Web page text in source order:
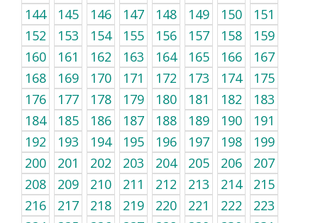
144
145 146 147 148 149 150
151
152
153 154 155 156 157 158
159
160
161 162 163 164 165 166
167
168
169 170 171 172 173 174
175
176
177 178 179 180 181 182
183
184
185 186 187 188 189 190
191
192
193 194 195 196 197 198
199
200
201 202 203 204 205 206
207
208
209 210 211 212 213 214
215
216
217 218 219 220 221 222
223